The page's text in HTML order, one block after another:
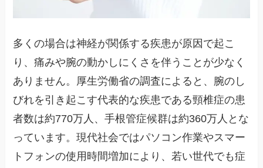
多くの場合は神経が関係する疾患が原因で起こ
り、痛みや腕の動かしにくさを伴うことが少なく
ありません。厚生労働省の調査によると、腕のし
びれを引き起こす代表的な疾患である頸椎症の患
者数は約770万人、手根管症候群は約360万人とな
っています。現代社会ではパソコン作業やスマー
トフォンの使用時間増加により、若い世代でも症